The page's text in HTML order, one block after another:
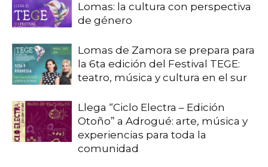
Lomas: la cultura con perspectiva
de género
Lomas de Zamora se prepara para
la 6ta edición del Festival TEGE:
teatro, música y cultura en el sur
Llega “Ciclo Electra – Edición
Otoño” a Adrogué: arte, música y
experiencias para toda la
comunidad